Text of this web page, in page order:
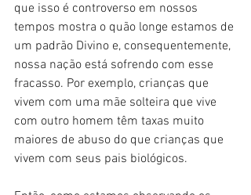
que isso é controverso em nossos
tempos mostra o quão longe estamos de
um padrão Divino e, consequentemente,
nossa nação está sofrendo com esse
fracasso. Por exemplo, crianças que
vivem com uma mãe solteira que vive
com outro homem têm taxas muito
maiores de abuso do que crianças que
vivem com seus pais biológicos.